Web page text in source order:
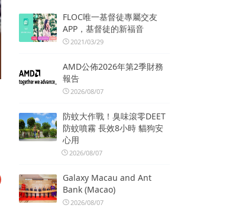
FLOC唯一基督徒專屬交友
APP，基督徒的新福音
2021/03/29
AMD公佈2026年第2季財務
報告
2026/08/07
防蚊大作戰！臭味滾零DEET
防蚊噴霧 長效8小時 貓狗安
心用
2026/08/07
Galaxy Macau and Ant
Bank (Macao)
2026/08/07